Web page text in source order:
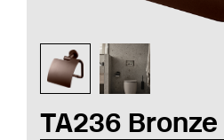
TA236 Bronze